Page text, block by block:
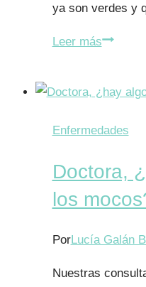
ya son verdes y
Leer másMi
mocos
Enfermedades
Doctora,
los
PorLucía Galán
Nuestras